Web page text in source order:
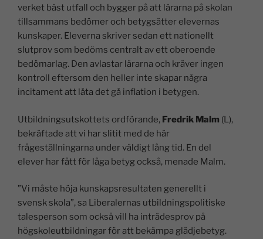
verket bäst utfall och bygger på att lärarna på skolan
tillsammans bedömer och betygsätter elevernas
kunskaper. Eleverna skriver sedan ett nationellt
slutprov som bedöms centralt av ett oberoende
bedömarlag. Den avlastar lärarna och kräver ingen
kontroll eftersom den heller inte skapar några
incitament att låta det gå inflation i betygen.
Utbildningsutskottets ordförande, Fredrik Malm (L),
bekräftade att vi har slitit med de här
frågeställningarna under väldigt lång tid. En del
elever har fått för låga betyg också, menade Malm.
”Vi måste höja kunskapsresultaten generellt i
svensk skola”, sa Liberalernas utbildningspolitiske
talesperson som också vill ha inträdesprov på
högskoleutbildningar för att bekämpa glädjebetyg.